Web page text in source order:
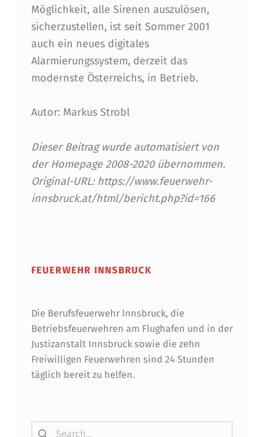
Möglichkeit, alle Sirenen auszulösen,
sicherzustellen, ist seit Sommer 2001
auch ein neues digitales
Alarmierungssystem, derzeit das
modernste Österreichs, in Betrieb.
Autor: Markus Strobl
Dieser Beitrag wurde automatisiert von
der Homepage 2008-2020 übernommen.
Original-URL: https://www.feuerwehr-
innsbruck.at/html/bericht.php?id=166
FEUERWEHR INNSBRUCK
Die Berufsfeuerwehr Innsbruck, die
Betriebsfeuerwehren am Flughafen und in der
Justizanstalt Innsbruck sowie die zehn
Freiwilligen Feuerwehren sind 24 Stunden
täglich bereit zu helfen.
Suchen nach: